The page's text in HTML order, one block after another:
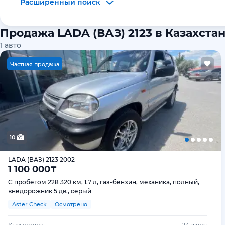
Расширенный поиск
Продажа LADA (ВАЗ) 2123 в
1 авто
Частная продажа
10
LADA (ВАЗ) 2123 2002
1 100 000₸
С пробегом 228 320 км, 1.7 л, газ-бензин, механика, полный,
внедорожник 5 дв., серый
Aster Check Осмотрено